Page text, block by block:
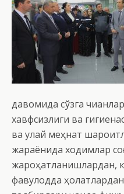
давомида сўзга
хавфсизлиги ва
ва қулай меҳнат
жараёнида ходимлар
жароҳатланишлардан,
фавқулодда